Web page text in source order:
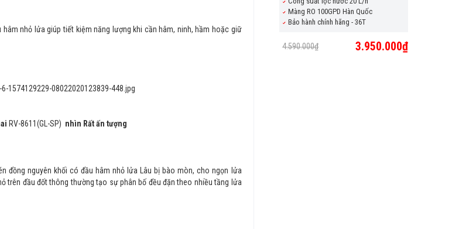
hâm nhỏ lửa giúp tiết kiệm năng lượng khi cần hâm, ninh, hầm hoặc giữ
RV-8611(GL-SP) nhìn Rất ấn tượng
đồng nguyên khối có đầu hâm nhỏ lửa Lâu bị bào mòn, cho ngọn lửa
trên đầu đốt thông thường tạo sự phân bố đều đặn theo nhiều tầng lửa
Màng RO 100GPD Hàn Quốc
Bảo hành chính hãng - 36T
4.590.000₫ 3.950.000₫